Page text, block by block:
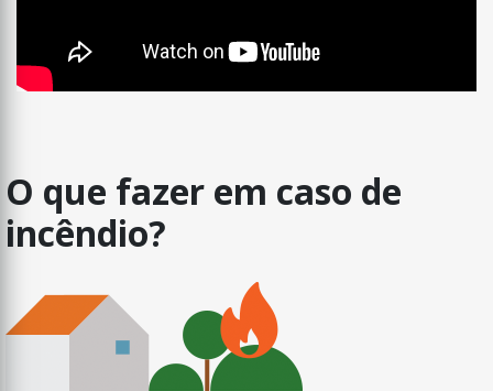
O que fazer em caso de
incêndio?